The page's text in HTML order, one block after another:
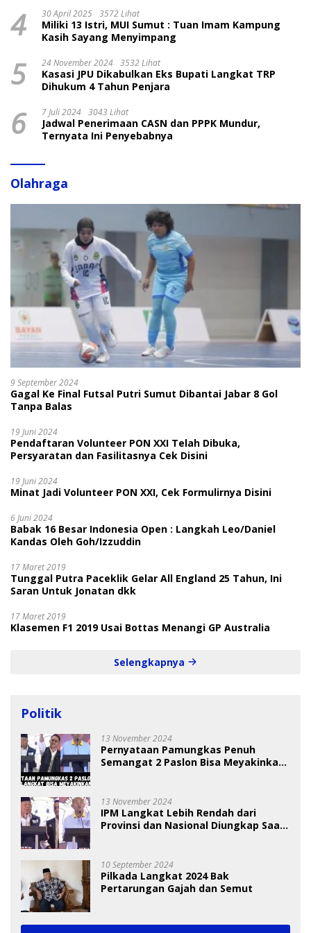
4 30 April 2025 3572 Lihat
Miliki 13 Istri, MUI Sumut : Tuan Imam Kampung
Kasih Sayang Menyimpang
5 24 November 2024 3532 Lihat
Kasasi JPU Dikabulkan Eks Bupati Langkat TRP
Dihukum 4 Tahun Penjara
6 7 Juli 2024 3043 Lihat
Jadwal Penerimaan CASN dan PPPK Mundur,
Ternyata Ini Penyebabnya
Olahraga
9 September 2024
Gagal Ke Final Futsal Putri Sumut Dibantai Jabar 8 Gol
Tanpa Balas
19 Juni 2024
Pendaftaran Volunteer PON XXI Telah Dibuka,
Persyaratan dan Fasilitasnya Cek Disini
19 Juni 2024
Minat Jadi Volunteer PON XXI, Cek Formulirnya Disini
6 Juni 2024
Babak 16 Besar Indonesia Open : Langkah Leo/Daniel
Kandas Oleh Goh/Izzuddin
17 Maret 2019
Tunggal Putra Paceklik Gelar All England 25 Tahun, Ini
Saran Untuk Jonatan dkk
17 Maret 2019
Klasemen F1 2019 Usai Bottas Menangi GP Australia
Selengkapnya
Politik
13 November 2024
Pernyataan Pamungkas Penuh
Semangat 2 Paslon Bisa Meyakinkan
13 November 2024
IPM Langkat Lebih Rendah dari
Provinsi dan Nasional Diungkap Saat
10 September 2024
Pilkada Langkat 2024 Bak
Pertarungan Gajah dan Semut